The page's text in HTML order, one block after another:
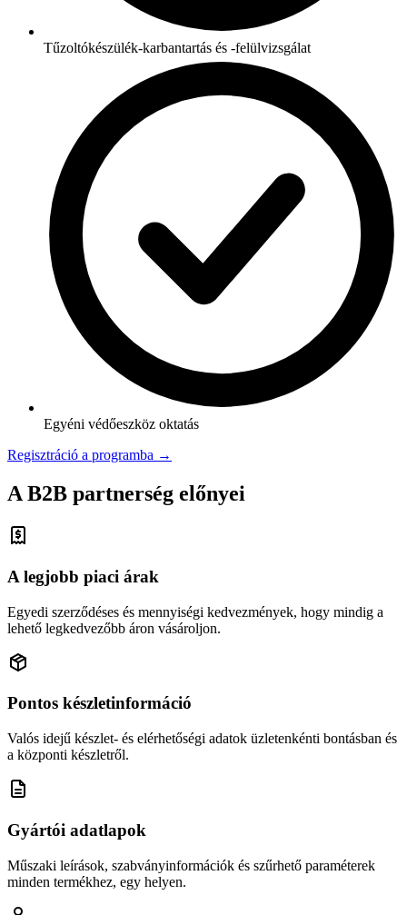
Tűzoltókészülék-karbantartás és -felülvizsgálat
Egyéni védőeszköz oktatás
Regisztráció a programba →
A B2B partnerség előnyei
A legjobb piaci árak
Egyedi szerződéses és mennyiségi kedvezmények, hogy mindig a
lehető legkedvezőbb áron vásároljon.
Pontos készletinformáció
Valós idejű készlet- és elérhetőségi adatok üzletenkénti bontásban és
a központi készletről.
Gyártói adatlapok
Műszaki leírások, szabványinformációk és szűrhető paraméterek
minden termékhez, egy helyen.